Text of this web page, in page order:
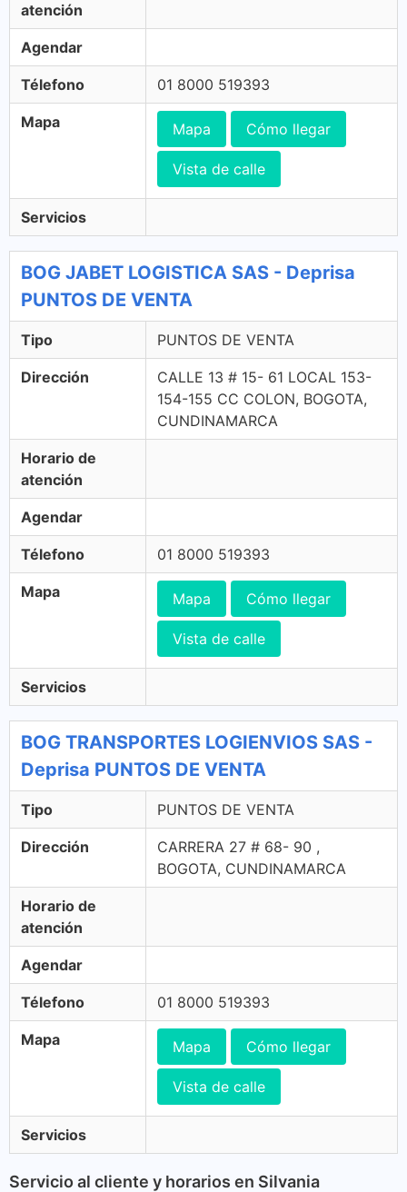
atención
Agendar
Télefono 01 8000 519393
Mapa Mapa Cómo llegar
Vista de calle
Servicios
BOG JABET LOGISTICA SAS - Deprisa
PUNTOS DE VENTA
Tipo PUNTOS DE VENTA
Dirección
CALLE 13 # 15- 61 LOCAL 153-
154-155 CC COLON, BOGOTA,
CUNDINAMARCA
Horario de
atención
Agendar
Télefono 01 8000 519393
Mapa Mapa Cómo llegar
Vista de calle
Servicios
BOG TRANSPORTES LOGIENVIOS SAS -
Deprisa PUNTOS DE VENTA
Tipo PUNTOS DE VENTA
Dirección
CARRERA 27 # 68- 90 ,
BOGOTA, CUNDINAMARCA
Horario de
atención
Agendar
Télefono 01 8000 519393
Mapa Mapa Cómo llegar
Vista de calle
Servicios
Servicio al cliente y horarios en Silvania